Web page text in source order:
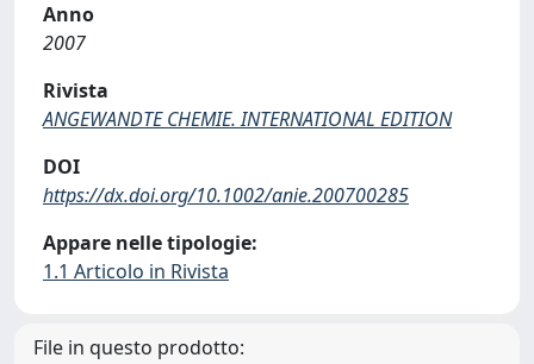
Anno
2007
Rivista
ANGEWANDTE CHEMIE. INTERNATIONAL EDITION
DOI
https://dx.doi.org/10.1002/anie.200700285
Appare nelle tipologie:
1.1 Articolo in Rivista
File in questo prodotto: